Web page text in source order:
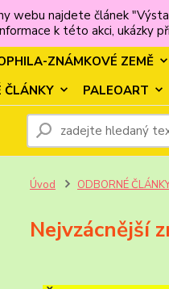
webu najdete článek
k této akci, ukázky
ZNÁMKOVÉ ZEMĚ
ČLÁNKY PALEOART
Úvod ODBORNÉ
Nejvzácnější